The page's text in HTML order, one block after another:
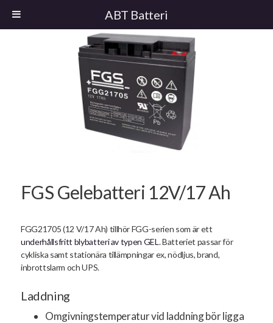
FGS Gelebatteri 12V/17 Ah
FGG21705 (12 V/17 Ah) tillhör FGG-serien som är ett
underhållsfritt blybatteri av typen GEL. Batteriet passar för
cykliska samt stationära tillämpningar ex, nödljus, brand,
inbrottslarm och UPS.
Laddning
Omgivningstemperatur vid laddning bör ligga
ABT Batteri